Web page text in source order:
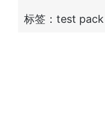
标签： test pack